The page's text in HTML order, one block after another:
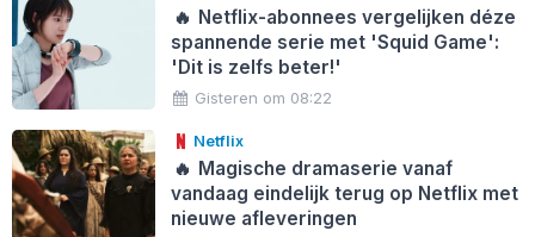
🔥 Netflix-abonnees vergelijken déze
spannende serie met 'Squid Game':
'Dit is zelfs beter!'
Gisteren om 08:22
Netflix
🔥 Magische dramaserie vanaf
vandaag eindelijk terug op Netflix met
nieuwe afleveringen